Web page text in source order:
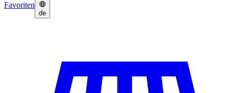
Favoriten
de